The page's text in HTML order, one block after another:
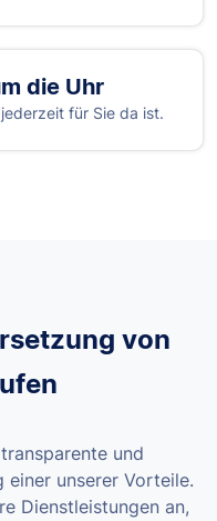
die Uhr
für Sie da ist.
von
und
einer unserer Vorteile.
Dienstleistungen an,